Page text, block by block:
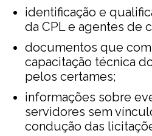
identificação e
da CPL e agentes de
documentos que
capacitação técnica
pelos certames;
informações sobre
servidores sem
condução das